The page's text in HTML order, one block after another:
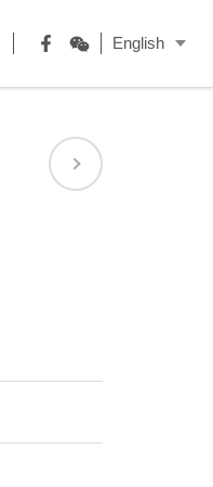
Facebook
WeChat
English